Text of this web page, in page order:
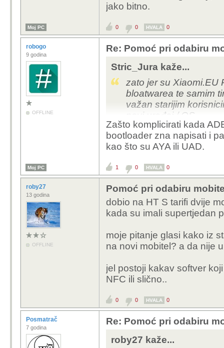
jako bitno.
Moj PC 0 0 HVALA 0
robogo
9 godina
OFFLINE
Re: Pomoć pri odabiru
Stric_Jura kaže...
zato jer su Xiaomi.EU
bloatwarea te samim
važan starijim
novi uređaj / OS....
Zašto komplicirati kada
bootloader zna napisati i
kao što su AYA ili UAD.
Moj PC 1 0 HVALA 0
roby27
13 godina
OFFLINE
Pomoć pri odabiru
dobio na HT S tarifi dvije
kada su imali supertjedan
moje pitanje glasi kako iz
na novi mobitel? a da nije
jel postoji kakav softver
NFC ili slično..
0 0 HVALA 0
Posmatrač
7 godina
Re: Pomoć pri odabiru
roby27 kaže...